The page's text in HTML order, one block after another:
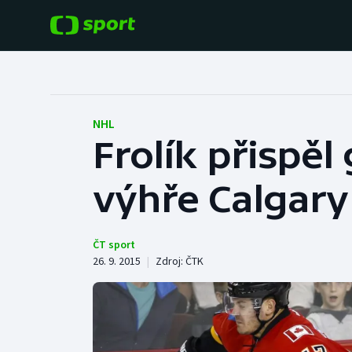
Hokej
Tenis
Cyklistika
Baseball a softbal
Basketbal
Boby a skeleton
Box
NHL
Frolík přispěl
výhře Calgary
ČT sport
26. 9. 2015 | Zdroj: ČTK